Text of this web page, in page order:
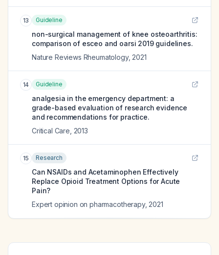
13 Guideline
non-surgical management of knee osteoarthritis:
comparison of esceo and oarsi 2019 guidelines.
Nature Reviews Rheumatology, 2021
14 Guideline
analgesia in the emergency department: a
grade-based evaluation of research evidence
and recommendations for practice.
Critical Care 2013
15 Research
Can NSAIDs and Acetaminophen Effectively
Replace Opioid Treatment Options for Acute
Pain?
Expert opinion on pharmacotherapy, 2021